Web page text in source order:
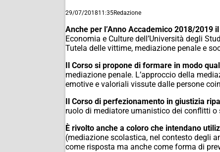
29/07/201811:35Redazione
Anche per l’Anno Accademico 2018/2019 il
Economia e Culture dell’Università degli
Tutela delle vittime, mediazione penale e
Il Corso si propone di formare in modo
mediazione penale. L’approccio della
emotive e valoriali vissute dalle persone
Il Corso di perfezionamento in giustizia
ruolo di mediatore umanistico dei conflitti
È rivolto anche a coloro che intendano
(mediazione scolastica, nel contesto degli
come risposta ma anche come forma di